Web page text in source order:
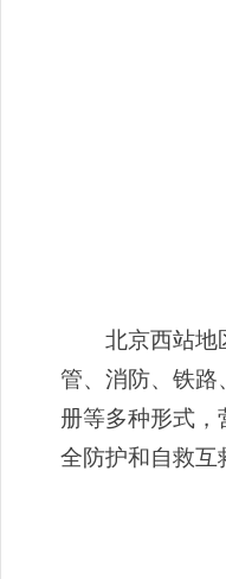
北京西站地区
管、消防、铁路
册等多种形式
全防护和自救互